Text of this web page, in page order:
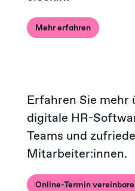
Mehr erfahren
Erfahren Sie mehr
digitale HR-
Teams und
Mitarbeiter:innen.
Online-Termin